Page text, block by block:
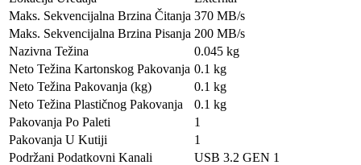
Maks. Sekvencijalna Brzina Čitanja 370 MB/s
Maks. Sekvencijalna Brzina Pisanja 200 MB/s
Nazivna Težina
0.045 kg
Neto Težina Kartonskog Pakovanja 0.1 kg
Neto Težina Pakovanja (kg)
0.1 kg
Neto Težina Plastičnog Pakovanja
0.1 kg
Pakovanja Po Paleti
1
Pakovanja U Kutiji
1
Podržani Podatkovni Kanali
USB 3.2 GEN 1